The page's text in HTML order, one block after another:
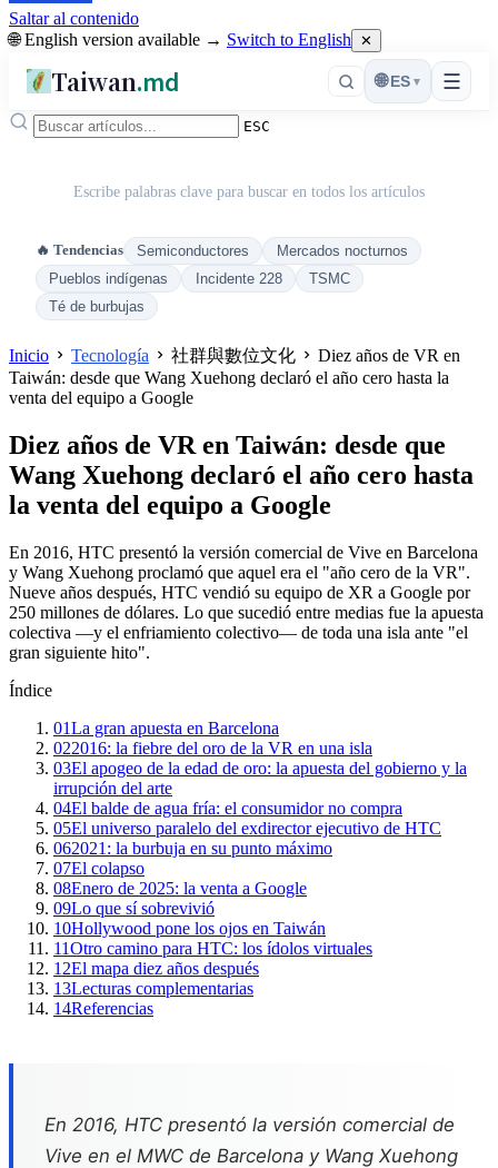
Saltar al contenido
🌐 English version available → Switch to English ✕
Taiwan.md ☰
🌐 ES ▾
ESC
Escribe palabras clave para buscar en todos los artículos
🔥 Tendencias Semiconductores
Mercados nocturnos
Pueblos indígenas
Incidente 228
TSMC
Té de burbujas
Inicio Tecnología 社群與數位文化
Diez años de VR en
Taiwán: desde que Wang Xuehong declaró el año cero hasta la
venta del equipo a Google
Diez años de VR en Taiwán: desde que
Wang Xuehong declaró el año cero hasta
la venta del equipo a Google
En 2016, HTC presentó la versión comercial de Vive en Barcelona
y Wang Xuehong proclamó que aquel era el "año cero de la VR".
Nueve años después, HTC vendió su equipo de XR a Google por
250 millones de dólares. Lo que sucedió entre medias fue la apuesta
colectiva —y el enfriamiento colectivo— de toda una isla ante "el
gran siguiente hito".
Índice
01La gran apuesta en Barcelona
022016: la fiebre del oro de la VR en una isla
03El apogeo de la edad de oro: la apuesta del gobierno y la
irrupción del arte
04El balde de agua fría: el consumidor no compra
05El universo paralelo del exdirector ejecutivo de HTC
062021: la burbuja en su punto máximo
07El colapso
08Enero de 2025: la venta a Google
09Lo que sí sobrevivió
10Hollywood pone los ojos en Taiwán
11Otro camino para HTC: los ídolos virtuales
12El mapa diez años después
13Lecturas complementarias
14Referencias
En 2016, HTC presentó la versión comercial de
Vive en el MWC de Barcelona y Wang Xuehong